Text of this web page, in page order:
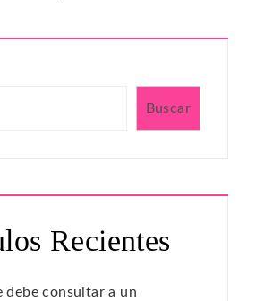
Buscar
Recientes
debe consultar a un